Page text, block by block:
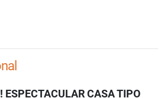
ESPECTACULAR CASA TIPO